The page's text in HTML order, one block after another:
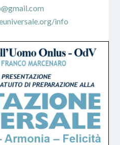
info